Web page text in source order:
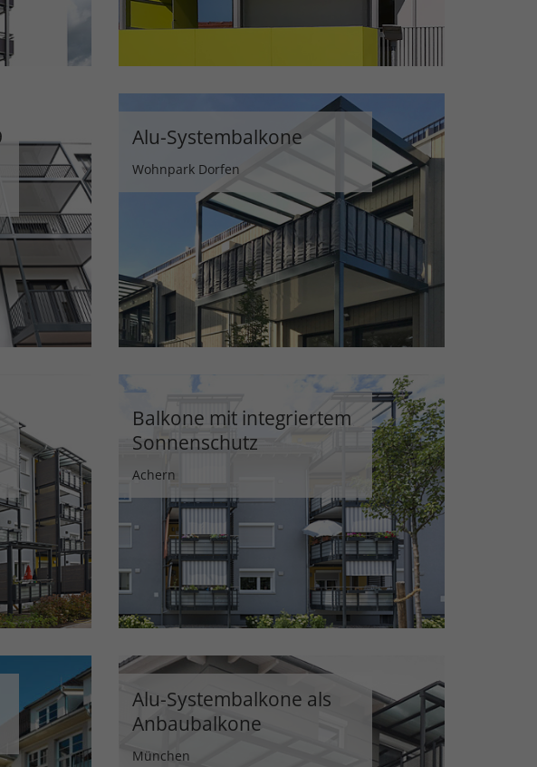
Alu-Systembalkone
Wohnpark Dorfen
Balkone mit integriertem
Sonnenschutz
Achern
Alu-Systembalkone als
Anbaubalkone
München